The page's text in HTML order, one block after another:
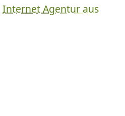
Internet Agentur aus